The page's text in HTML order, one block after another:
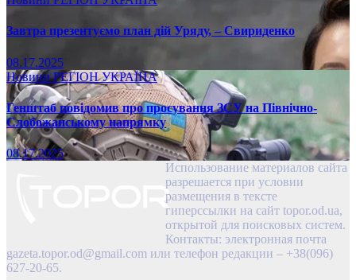
Завтра презентуємо план дій Уряду, – Свириденко
08.17.2025
НовиниРЕГІОНУКРАЇНА
Генштаб повідомив про просування ЗСУ на Північно-
Слобожанському напрямку
08.17.2025
Использование материалов сайта
разрешается при условии
размещения в тексте
гиперссылки на сайт topor.od.ua,
открытой для поисковых систем.
Контакты: электронная почта
gazeta.topor.od@gmail.com или телефон редакции – +38(096)
627-20-65.